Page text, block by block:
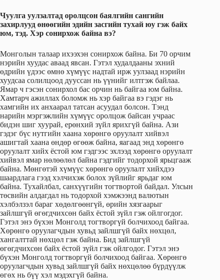
Чуулга уулзалтад оролцсон баялгийн сангийн
захирлууд өнөөгийн эдийн засгийн тухай юу гэж байх
юм, тэд. Хэр сонирхож байна вэ?
Монголын талаар ихээхэн сонирхож байна. Би 70 орчим
нэрийн хуудас аваад явсан. Гэтэл худалдааны эхний
өдрийн үдээс өмнө хүмүүс надтай ирж уулзаад нэрийн
хуудсаа солилцоод дууссан нь үүнийг илтгэж байлаа.
Ямар ч гэсэн сонирхол бас орчин нь байгаа юм байна.
Хамтарч ажиллах боломж нь хэр байгаа вэ гэдэг нь
хамгийн их анхаарал татсан асуудал болсон. Тэнд
нарийн мэргэжлийн хүмүүс оролцож байсан учраас
бидэн шиг хуурай, ерөнхий зүйл ярихгүй байна. Ази
гэдэг бүс нутгийн хаана хөрөнгө оруулалт хийвэл
ашигтай хаана өндөр өгөөж байна, яагаад энд хөрөнгө
оруулалт хийх ёстой юм гэдгээс эхлээд хөрөнгө оруулалт
хийвэл ямар нөлөөлөл байна гэдгийг тодорхой ярьцгааж
байна. Мөнгөтэй хүмүүс хөрөнгө оруулалт хийхдээ
шаардлага гээд хэлчихэж болох зүйлийг ярьдаг юм
байна. Тухайлбал, санхүүгийн тогтвортой байдал. Улсын
төсвийн алдагдал нь тодорхой хэмжээнд валютын
хэлбэлзэл бараг хөдөлгөөнгүй, өрийн хязгаарыг
зайлшгүй өгөгдчихсөн байх ёстой зүйл гэж ойлгогдог.
Гэтэл энэ бүхэн Монголд тогтворгүй болчихоод байгаа.
Хөрөнгө оруулагчдын хувьд зайлшгүй байх нөхцөл,
хангалттай нөхцөл гэж байна. Бид зайлшгүй
өгөгдчихсөн байх ёстой зүйл гэж ойлгодог. Гэтэл энэ
бүхэн Монголд тогтворгүй болчихоод байгаа. Хөрөнгө
оруулагчдын хувьд зайлшгүй байх нөхцөлөө бүрдүүлж
өгөх нь бүү хэл мэдэхгүй байна.